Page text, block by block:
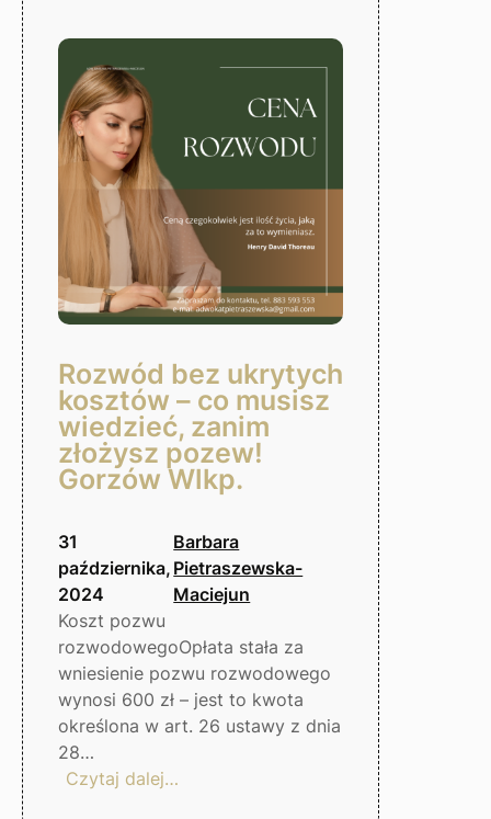
alimentów?
Gorzów
Rozwód bez ukrytych
kosztów – co musisz
wiedzieć, zanim
złożysz pozew!
Gorzów Wlkp.
31
października,
2024
Barbara
Pietraszewska-
Maciejun
Koszt pozwu
rozwodowegoOpłata stała za
wniesienie pozwu rozwodowego
wynosi 600 zł – jest to kwota
określona w art. 26 ustawy z dnia
28…
Czytaj dalej…